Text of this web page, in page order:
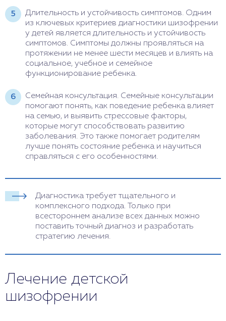
Длительность и устойчивость симптомов. Одним
из ключевых критериев диагностики шизофрении
у детей является длительность и устойчивость
симптомов. Симптомы должны проявляться на
протяжении не менее шести месяцев и влиять на
социальное, учебное и семейное
функционирование ребенка.
Семейная консультация. Семейные консультации
помогают понять, как поведение ребенка влияет
на семью, и выявить стрессовые факторы,
которые могут способствовать развитию
заболевания. Это также помогает родителям
лучше понять состояние ребенка и научиться
справляться с его особенностями.
Диагностика требует тщательного и
комплексного подхода. Только при
всестороннем анализе всех данных можно
поставить точный диагноз и разработать
стратегию лечения.
Лечение детской
шизофрении